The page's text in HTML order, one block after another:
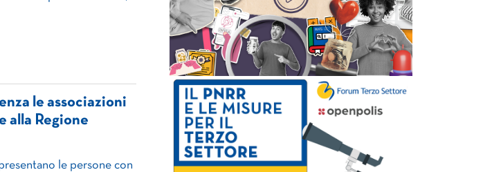
le associazioni
alla Regione
le persone con